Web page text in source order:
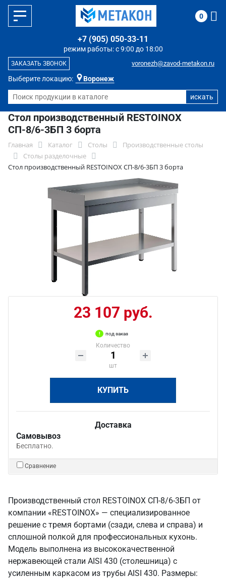
Выберите локацию: Воронеж
режим работы: с 9:00 до 18:00
+7 (905) 050-33-11
voronezh@zavod-metakon.ru
ЗАКАЗАТЬ ЗВОНОК
0
Стол производственный RESTOINOX
СП-8/6-3БП 3 борта
Главная Каталог Столы
Производственные столы
Столы разделочные
Стол производственный RESTOINOX СП-8/6-3БП 3 борта
23 107 руб.
под заказ
Количество
шт
КУПИТЬ
Доставка
Самовывоз
Бесплатно.
Сравнение
Производственный стол RESTOINOX СП-8/6-3БП от
компании «RESTOINOX» — специализированное
решение с тремя бортами (сзади, слева и справа) и
сплошной полкой для профессиональных кухонь.
Модель выполнена из высококачественной
нержавеющей стали AISI 430 (столешница) с
усиленным каркасом из трубы AISI 430. Размеры: